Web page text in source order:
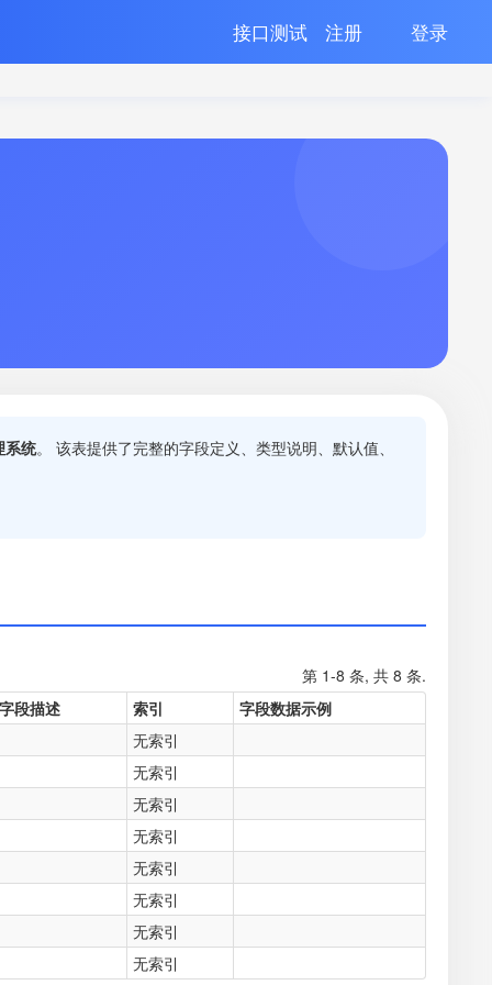
接口测试 注册 登录
系统。 该表提供了完整的字段定义、类型说明、默认值、
第 1-8 条, 共 8 条.
字段描述
索引
字段数据示例
无索引
无索引
无索引
无索引
无索引
无索引
无索引
无索引